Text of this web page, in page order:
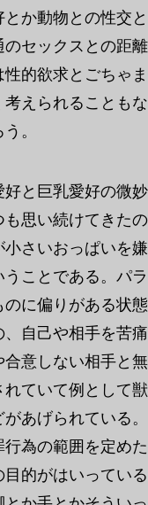
か動物との性交
のセックスとの距
性的欲求とごちゃ
考えられることも
。
好と巨乳愛好の微
も思い続けてきた
小さいおっぱいを
うことである。パ
のに偏りがある状
、自己や相手を苦
合意しない相手と
ていて例として獣
あげられている
為の範囲を定め
目的がはいってい